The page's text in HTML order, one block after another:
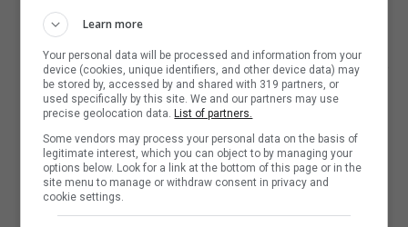
parte un po’ di acqua di cottura.
Saltate la pasta insieme al condimento per amalgamare
perfettamente tutti gli ingredienti.
di cottura per ottenere una consistenza ancora più
cremosa.
Completate con una spolverata di pepe nero e, se vi
Learn more
Your personal data will be processed and information from your
device (cookies, unique identifiers, and other device data) may
be stored by, accessed by and shared with 319 partners, or
used specifically by this site. We and our partners may use
precise geolocation data.List of partners.
Some vendors may process your personal data on the basis of
legitimate interest, which you can object to by managing your
options below. Look for a link at the bottom of this page or in the
site menu to manage or withdraw consent in privacy and
cookie settings.